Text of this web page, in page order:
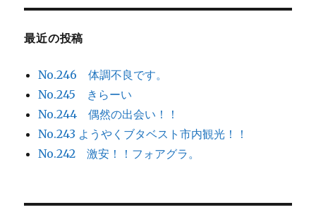
象:
最近の投稿
No.246 体調不良です。
No.245 きらーい
No.244 偶然の出会い！！
No.243 ようやくブタベスト市内観光！！
No.242 激安！！フォアグラ。